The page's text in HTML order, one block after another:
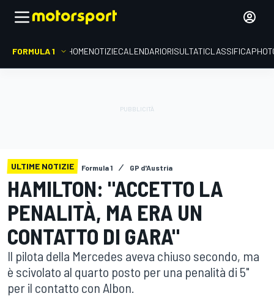
FORMULA 1 HOMENOTIZIECALENDARIORISULTATICLASSIFICA
ULTIME NOTIZIE Formula 1 GP d'Austria
HAMILTON: "ACCETTO LA
PENALITÀ, MA ERA UN
CONTATTO DI GARA"
Il pilota della Mercedes aveva chiuso secondo, ma
è scivolato al quarto posto per una penalità di 5"
per il contatto con Albon.